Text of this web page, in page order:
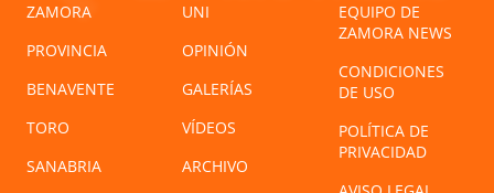
ZAMORA
PROVINCIA
BENAVENTE
TORO
SANABRIA
UNI
OPINIÓN
GALERÍAS
VÍDEOS
ARCHIVO
EQUIPO DE
ZAMORA NEWS
CONDICIONES
DE USO
POLÍTICA DE
PRIVACIDAD